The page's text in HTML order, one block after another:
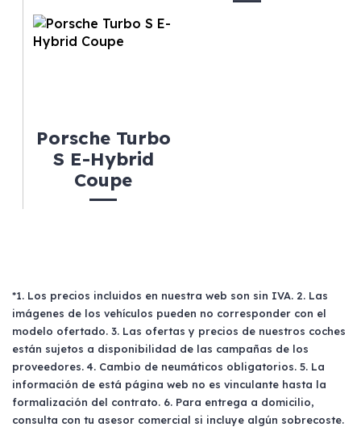
Porsche Turbo
S E-Hybrid
Coupe
*1. Los precios incluidos en nuestra web son sin IVA. 2. Las
imágenes de los vehículos pueden no corresponder con el
modelo ofertado. 3. Las ofertas y precios de nuestros coches
están sujetos a disponibilidad de las campañas de los
proveedores. 4. Cambio de neumáticos obligatorios. 5. La
información de está página web no es vinculante hasta la
formalización del contrato. 6. Para entrega a domicilio,
consulta con tu asesor comercial si incluye algún sobrecoste.